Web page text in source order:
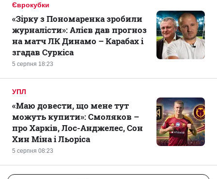
Єврокубки
5 серпня 18:23
«Зірку з Пономаренка зробили
журналісти»: Алієв дав прогноз
на матч ЛК Динамо – Карабах і
згадав Суркіса
УПЛ
5 серпня 08:23
«Маю довести, що мене тут
можуть купити»: Смоляков –
про Харків, Лос-Анджелес, Сон
Хин Міна і Льоріса